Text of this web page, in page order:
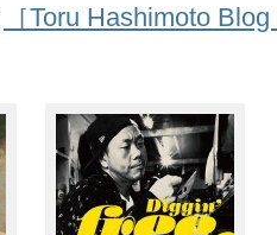
［Toru Hashimoto